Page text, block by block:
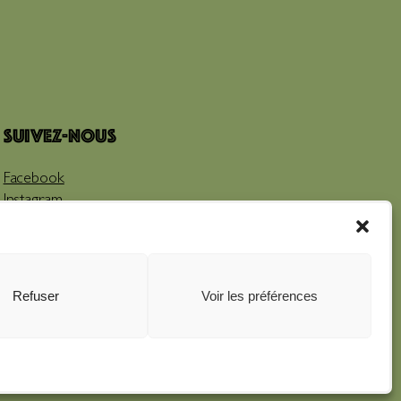
Refuser Voir les préférences
Suivez-nous
Facebook
Instagram